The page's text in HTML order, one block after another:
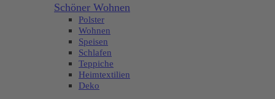
Schöner Wohnen
Polster
Wohnen
Speisen
Schlafen
Teppiche
Heimtextilien
Deko